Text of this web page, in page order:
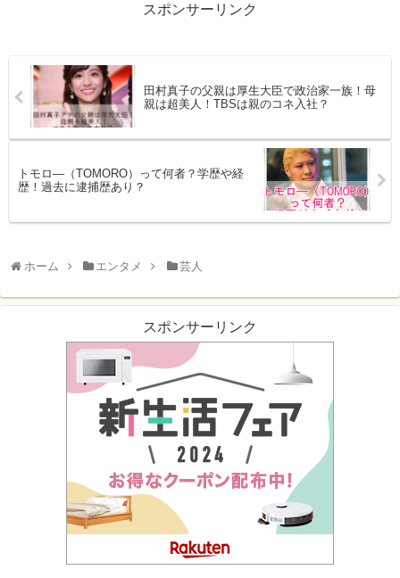
スポンサーリンク
田村真子の父親は厚生大臣で政治家一族！母
親は超美人！TBSは親のコネ入社？
トモロ―（TOMORO）って何者？学歴や経
歴！過去に逮捕歴あり？
ホーム エンタメ 芸人
スポンサーリンク